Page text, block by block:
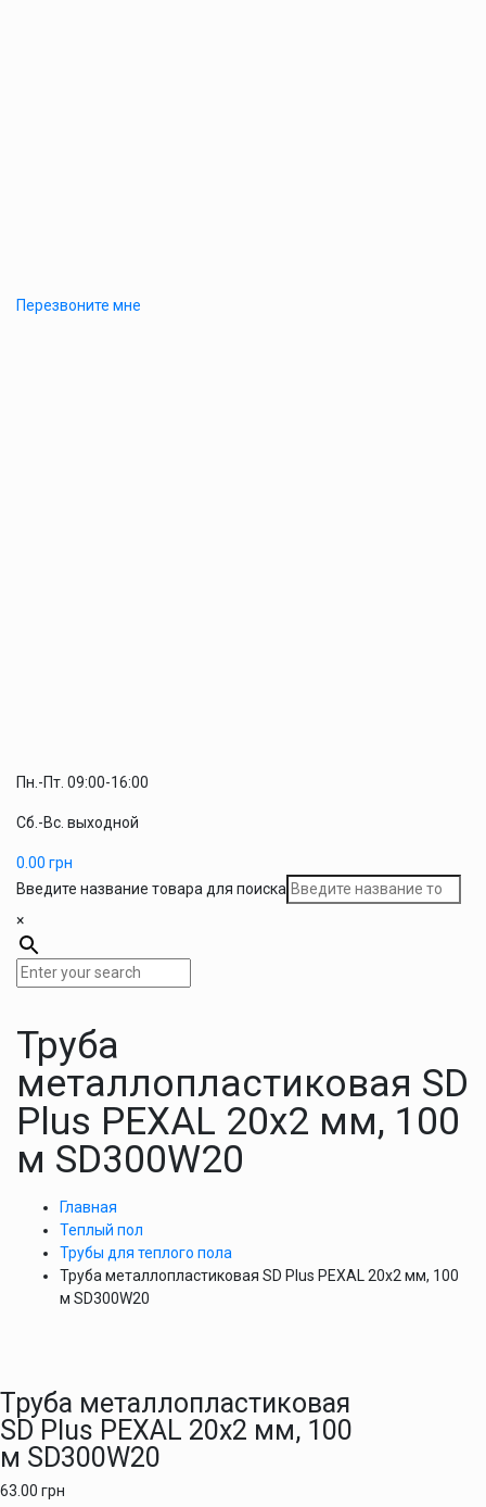
Перезвоните мне
Пн.-Пт. 09:00-16:00
Сб.-Вс. выходной
0.00 грн
Введите название товара для поиска
×
Труба
металлопластиковая SD
Plus PEXAL 20х2 мм, 100
м SD300W20
Главная
Теплый пол
Трубы для теплого пола
Труба металлопластиковая SD Plus PEXAL 20х2 мм, 100
м SD300W20
Труба металлопластиковая
SD Plus PEXAL 20х2 мм, 100
м SD300W20
63.00 грн